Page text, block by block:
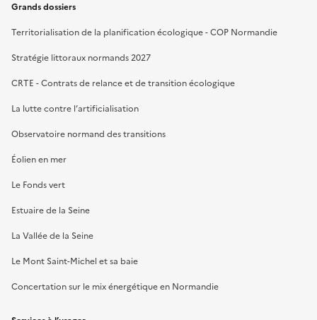
Grands dossiers
Territorialisation de la planification écologique - COP Normandie
Stratégie littoraux normands 2027
CRTE - Contrats de relance et de transition écologique
La lutte contre l’artificialisation
Observatoire normand des transitions
Éolien en mer
Le Fonds vert
Estuaire de la Seine
La Vallée de la Seine
Le Mont Saint-Michel et sa baie
Concertation sur le mix énergétique en Normandie